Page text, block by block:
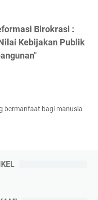
Birokrasi :
Kebijakan Publik
bermanfaat bagi manusia